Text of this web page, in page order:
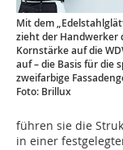
Mit dem
zieht der Handwerker
Kornstärke auf die
auf – die Basis für die
zweifarbige
Foto: Brillux
führen sie die
in einer